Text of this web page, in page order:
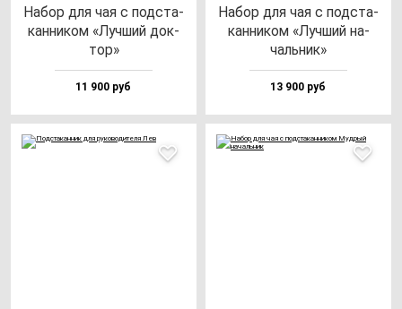
Набор для чая с под­ста­
кан­ни­ком «Луч­ший док­
тор»
11 900 руб
Набор для чая с под­ста­
кан­ни­ком «Луч­ший на­
чаль­ник»
13 900 руб